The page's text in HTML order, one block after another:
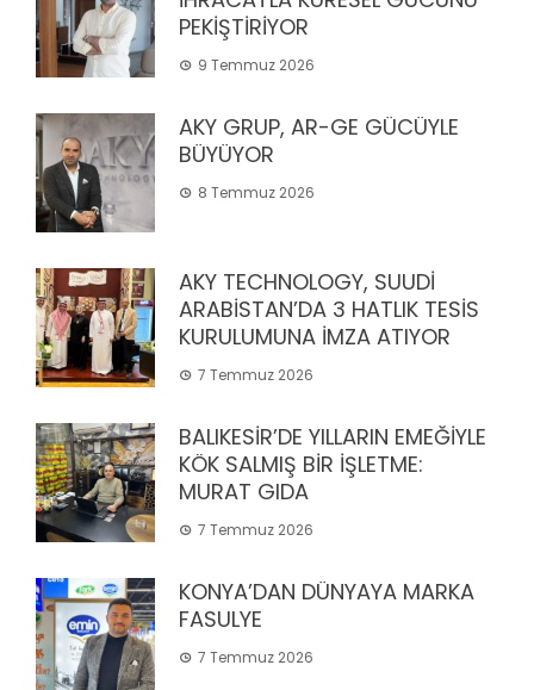
PEKİŞTİRİYOR
9 Temmuz 2026
AKY GRUP, AR-GE GÜCÜYLE
BÜYÜYOR
8 Temmuz 2026
AKY TECHNOLOGY, SUUDİ
ARABİSTAN’DA 3 HATLIK TESİS
KURULUMUNA İMZA ATIYOR
7 Temmuz 2026
BALIKESİR’DE YILLARIN EMEĞİYLE
KÖK SALMIŞ BİR İŞLETME:
MURAT GIDA
7 Temmuz 2026
KONYA’DAN DÜNYAYA MARKA
FASULYE
7 Temmuz 2026